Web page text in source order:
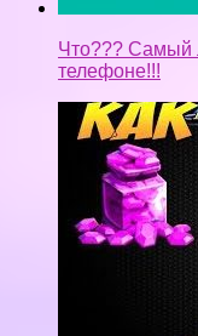
Что??? Самый
телефоне!!!